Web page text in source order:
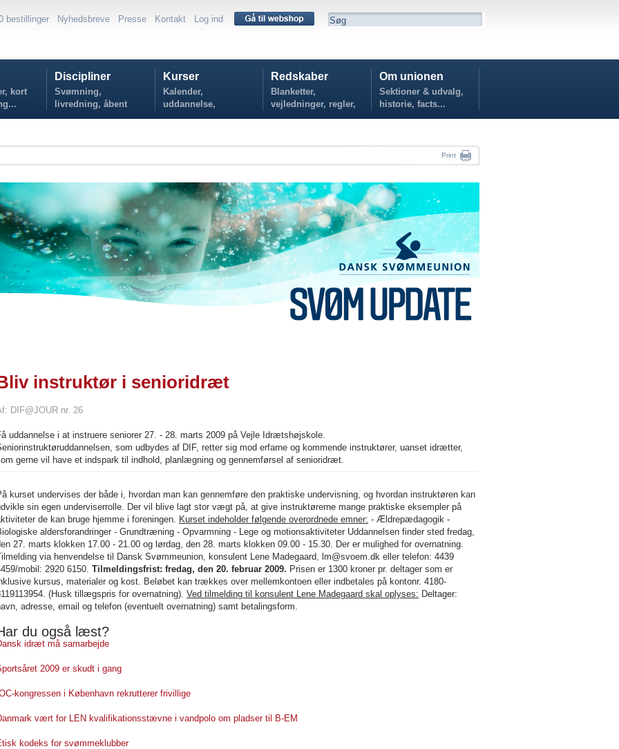
bestillinger Nyhedsbreve Presse Kontakt Log ind
kort
Discipliner
Svømning,
livredning, åbent
vand...
Kurser
Kalender,
uddannelse,
tilmelding...
Redskaber
Blanketter,
vejledninger, regler,
politikker...
Om unionen
Sektioner & udvalg,
historie, facts...
Print
instruktør i senioridræt
DIF@JOUR nr. 26
uddannelse i at instruere seniorer 27. - 28. marts 2009 på Vejle Idrætshøjskole.
som udbydes af DIF, retter sig mod erfarne og kommende instruktører, uanset idrætter,
gerne vil have et indspark til indhold, planlægning og gennemførsel af senioridræt.
kurset undervises der både i, hvordan man kan gennemføre den praktiske undervisning, og hvordan instruktøren kan
sin egen underviserrolle. Der vil blive lagt stor vægt på, at give instruktørerne mange praktiske eksempler på
de kan bruge hjemme i foreningen. Kurset indeholder følgende overordnede emner: - Ældrepædagogik -
aldersforandringer - Grundtræning - Opvarmning - Lege og motionsaktiviteter Uddannelsen finder sted fredag,
27. marts klokken 17.00 - 21.00 og lørdag, den 28. marts klokken 09.00 - 15.30. Der er mulighed for overnatning.
via henvendelse til Dansk Svømmeunion, konsulent Lene Madegaard, lm@svoem.dk eller telefon: 4439
mobil: 2920 6150. Tilmeldingsfrist: fredag, den 20. februar 2009. Prisen er 1300 kroner pr. deltager som er
kursus, materialer og kost. Beløbet kan trækkes over mellemkontoen eller indbetales på kontonr. 4180-
(Husk tillægspris for overnatning). Ved tilmelding til konsulent Lene Madegaard skal oplyses: Deltager:
adresse, email og telefon (eventuelt overnatning) samt betalingsform.
du også læst?
idræt må samarbejde
2009 er skudt i gang
kongressen i København rekrutterer frivillige
vært for LEN kvalifikationsstævne i vandpolo om pladser til B-EM
kodeks for svømmeklubber